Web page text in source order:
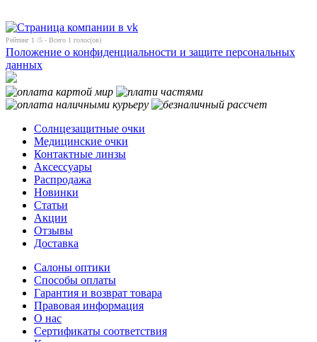
Рейтинг 1 /5 - Всего 1 голос(ов)
Положение о конфиденциальности и защите персональных
данных
Солнцезащитные очки
Медицинские очки
Контактные линзы
Аксессуары
Распродажа
Новинки
Статьи
Акции
Отзывы
Доставка
Салоны оптики
Способы оплаты
Гарантия и возврат товара
Правовая информация
О нас
Сертификаты соответствия